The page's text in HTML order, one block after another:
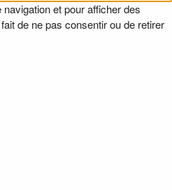
et pour afficher des
de ne pas consentir ou de retirer